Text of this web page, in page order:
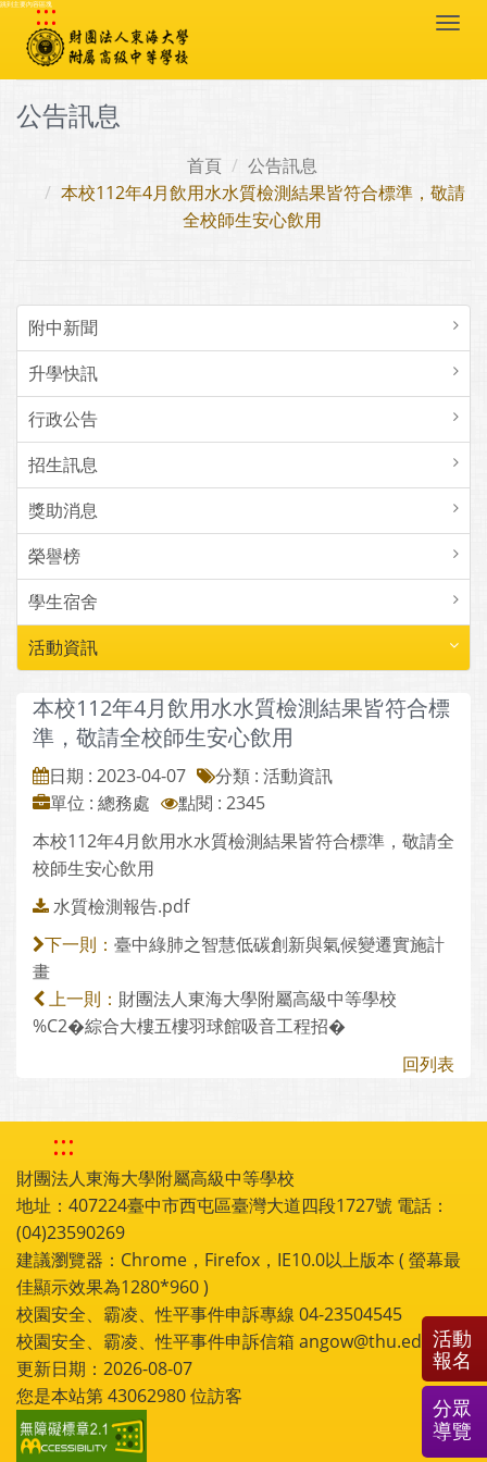
跳到主要內容區塊
:::
公告訊息
首頁
公告訊息
本校112年4月飲用水水質檢測結果皆符合標準，敬請
全校師生安心飲用
附中新聞
升學快訊
行政公告
招生訊息
獎助消息
榮譽榜
學生宿舍
活動資訊
本校112年4月飲用水水質檢測結果皆符合標
準，敬請全校師生安心飲用
日期 : 2023-04-07
分類 : 活動資訊
單位 : 總務處
點閱 : 2345
本校112年4月飲用水水質檢測結果皆符合標準，敬請全
校師生安心飲用
水質檢測報告.pdf
下一則： 臺中綠肺之智慧低碳創新與氣候變遷實施計
畫
上一則： 財團法人東海大學附屬高級中等學校
%C2�綜合大樓五樓羽球館吸音工程招�
回列表
:::
財團法人東海大學附屬高級中等學校
地址：407224臺中市西屯區臺灣大道四段1727號 電話：
(04)23590269
建議瀏覽器：Chrome，Firefox，IE10.0以上版本 ( 螢幕最
佳顯示效果為1280*960 )
校園安全、霸凌、性平事件申訴專線 04-23504545
校園安全、霸凌、性平事件申訴信箱 angow@thu.edu.tw
更新日期：2026-08-07
您是本站第43062980位訪客
活動
報名
分眾
導覽